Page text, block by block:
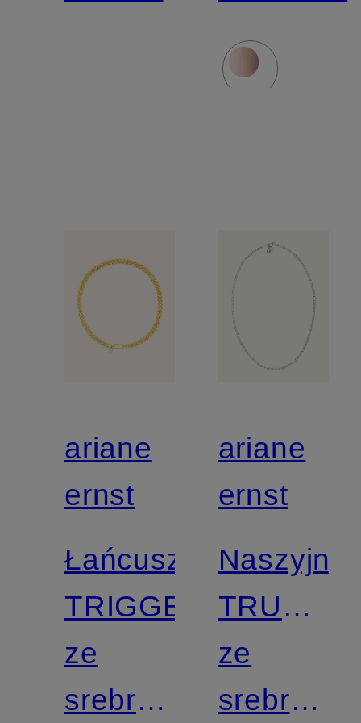
925
925
ariane
ernst
Łańcuszek
TRIGGER
ze
srebra
ariane
ernst
Naszyjnik
TRUE
YOU
ze
srebra